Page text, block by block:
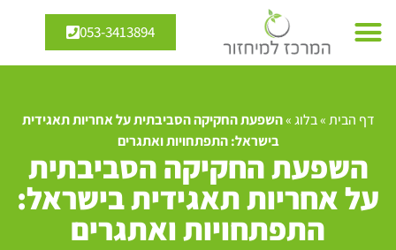
053-3413894
דף הבית»בלוג»השפעת החקיקה הסביבתית על אחריות תאגידית
בישראל: התפתחויות ואתגרים
השפעת החקיקה הסביבתית
על אחריות תאגידית בישראל:
התפתחויות ואתגרים